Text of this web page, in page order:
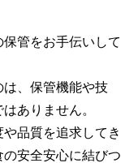
管をお手伝いして
は、保管機能や技
ありません。
品質を追求してき
安全安心に結びつ